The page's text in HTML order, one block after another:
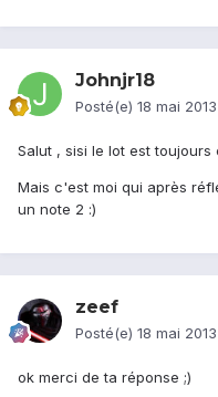
Johnjr18
Posté(e) 18 mai 2013
Salut , sisi le lot est
Mais c'est moi qui après
un note 2 :)
zeef
Posté(e) 18 mai 2013
ok merci de ta réponse ;)